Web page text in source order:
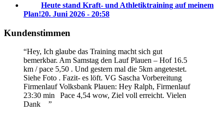
Heute stand Kraft- und Athletiktraining auf meinem
Plan!20. Juni 2026 - 20:58
Kundenstimmen
Hey, Ich glaube das Training macht sich gut
bemerkbar. Am Samstag den Lauf Plauen – Hof 16.5
km / pace 5,50 . Und gestern mal die 5km angetestet.
Siehe Foto . Fazit- es löft. VG Sascha Vorbereitung
Firmenlauf Volksbank Plauen: Hey Ralph, Firmenlauf
23:30 min
Pace 4,54 wow, Ziel voll erreicht. Vielen
Dank